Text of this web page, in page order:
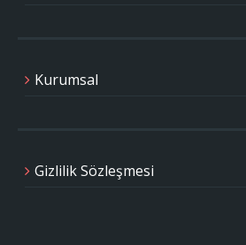
Kurumsal
Gizlilik Sözleşmesi